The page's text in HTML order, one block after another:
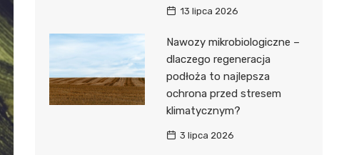
13 lipca 2026
Nawozy mikrobiologiczne –
dlaczego regeneracja
podłoża to najlepsza
ochrona przed stresem
klimatycznym?
3 lipca 2026